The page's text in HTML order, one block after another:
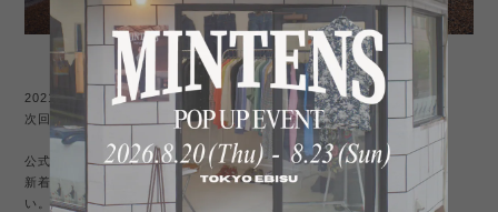
2021年06月9日〜19日までの間、発送業務を停止致します。
次回発送は6月20日より順次発送致します。
公式サイト、BASE店どちらも通常通りお買い物は出来ます。
新着アイテムも順次更新していきますので、もし宜しければご覧くださ
い。